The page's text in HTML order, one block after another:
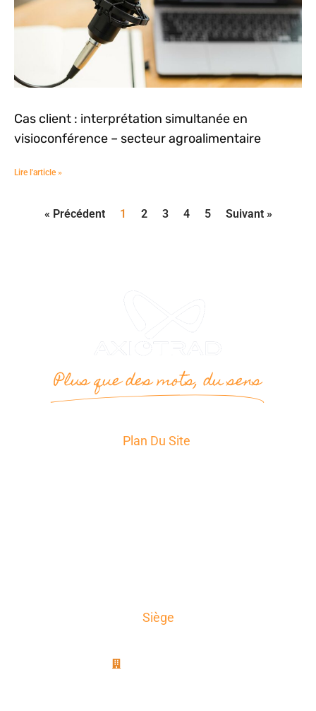
Cas client : interprétation simultanée en
visioconférence – secteur agroalimentaire
Lire l'article »
« Précédent 1 2 3 4 5 Suivant »
Plus que des mots, du sens
Plan Du Site
Siège